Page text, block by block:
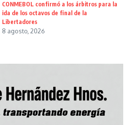
CONMEBOL confirmó a los árbitros para la
ida de los octavos de final de la
Libertadores
8 agosto, 2026